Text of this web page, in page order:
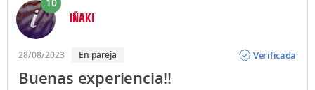
IÑAKI
28/08/2023 En pareja
Verificada
Buenas experiencia!!